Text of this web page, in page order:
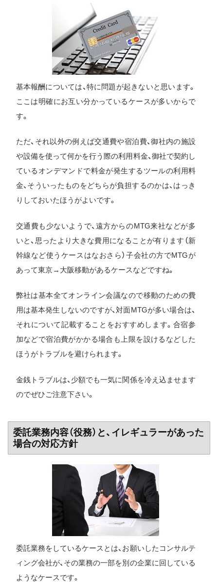
基本報酬については、特に問題が起きないと思います。
ここは明確にお互い分かっているケースが多いからで
す。
ただ、それ以外の例えば交通費や宿泊費、御社内の施設
や設備を使って何かを行う際の利用料金、御社で契約し
ているオンデマンドで料金が発生するツールの利用料
金、そういったものをどちらが負担するのかは、はっき
りしておいたほうがよいです。
交通費も少ないようで、遠方からのMTG来社などが多
いと、思ったより大きな費用になることが有ります（新
幹線など使うケースはなおさら）子会社の方でMTGが
あって東京→大阪移動があるケースなどですね。
弊社は基本全てオンライン会議なので移動のための費
用は基本発生しないのですが、対面MTGが多い場合は、
それについて記載することをおすすめします。合宿参
加などで宿泊費がかかる場合も上限を設けるなどした
ほうがトラブルを避けられます。
金銭トラブルは、少額でも一気に関係を冷え込ませます
のでぜひご注意下さい。
委託業務内容（役務）と、イレギュラーがあった
場合の対応方針
委託業務をしているケースとは、お願いしたコンサルテ
ィング会社が、その業務の一部を別の企業に回している
ようなケースです。